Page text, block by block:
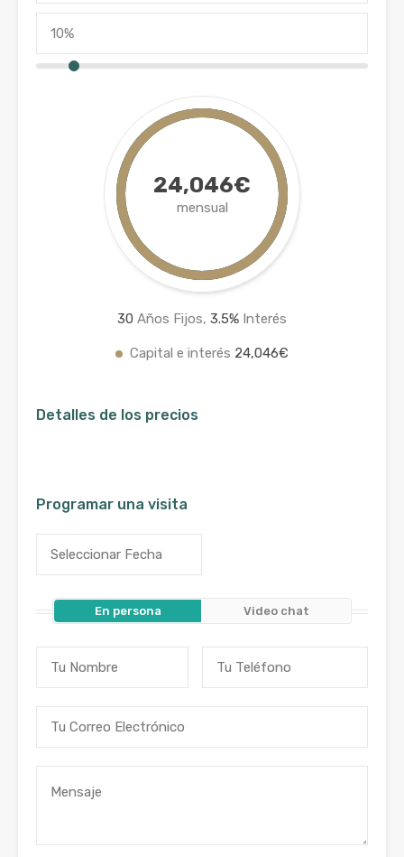
24,046€
mensual
30 Años Fijos, 3.5% Interés
Capital e interés 24,046€
Detalles de los precios
Programar una visita
En persona Video chat